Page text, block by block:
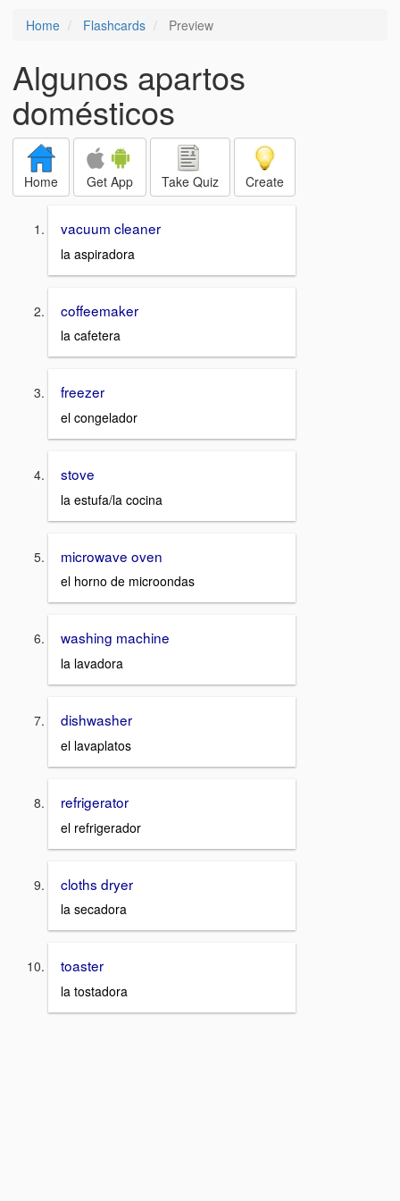
Home Flashcards Preview
Algunos apartos
domésticos
Home Get App Take Quiz Create
vacuum cleaner
la aspiradora
coffeemaker
la cafetera
freezer
el congelador
stove
la estufa/la cocina
microwave oven
el horno de microondas
washing machine
la lavadora
dishwasher
el lavaplatos
refrigerator
el refrigerador
cloths dryer
la secadora
toaster
la tostadora